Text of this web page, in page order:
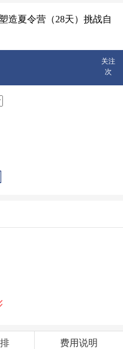
造夏令营（28天）挑战自
关注
次
费用说明